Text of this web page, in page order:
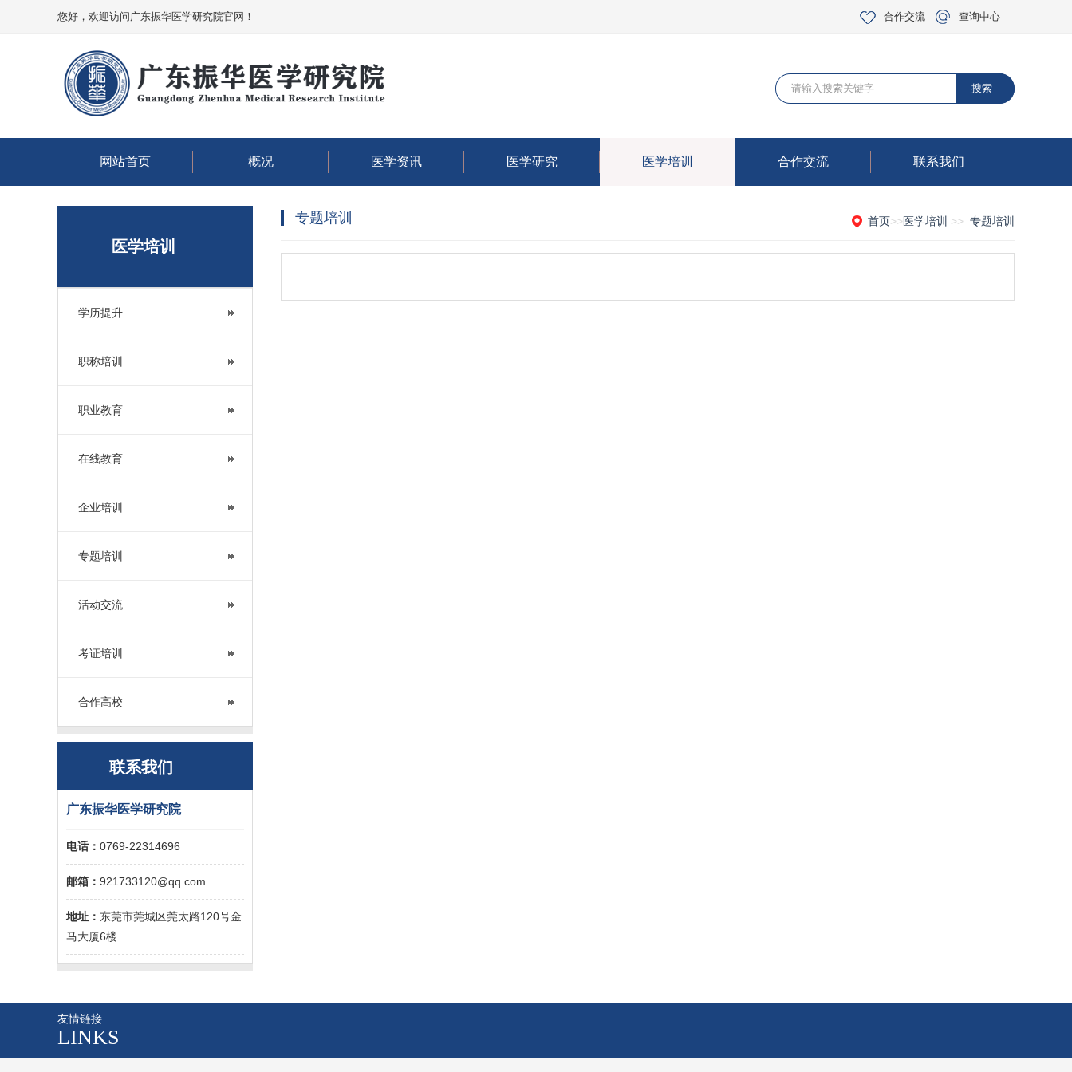
您好，欢迎访问广东振华医学研究院官网！ 合作交流 查询中心
网站首页 概况 医学资讯 医学研究 医学培训 合作交流 联系我们
医学培训
学历提升
职称培训
职业教育
在线教育
企业培训
专题培训
活动交流
考证培训
合作高校
联系我们
广东振华医学研究院
电话： 0769-22314696
邮箱： 921733120@qq.com
地址： 东莞市莞城区莞太路120号金
马大厦6楼
首页>>医学培训 >> 专题培训
专题培训
友情链接
LINKS